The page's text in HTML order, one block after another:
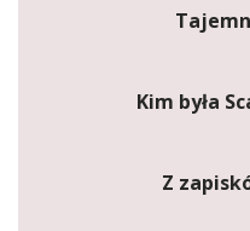
Kim była
Z